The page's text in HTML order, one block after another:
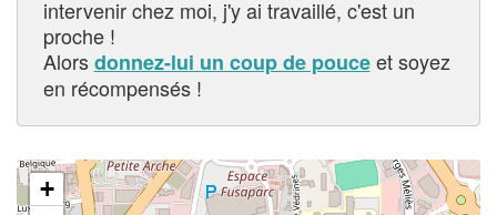
intervenir chez moi, j'y ai travaillé, c'est un
proche !
Alorsdonnez-lui un coup de pouceet soyez
en récompensés !
+